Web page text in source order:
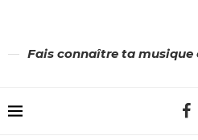
Fais connaître ta musique